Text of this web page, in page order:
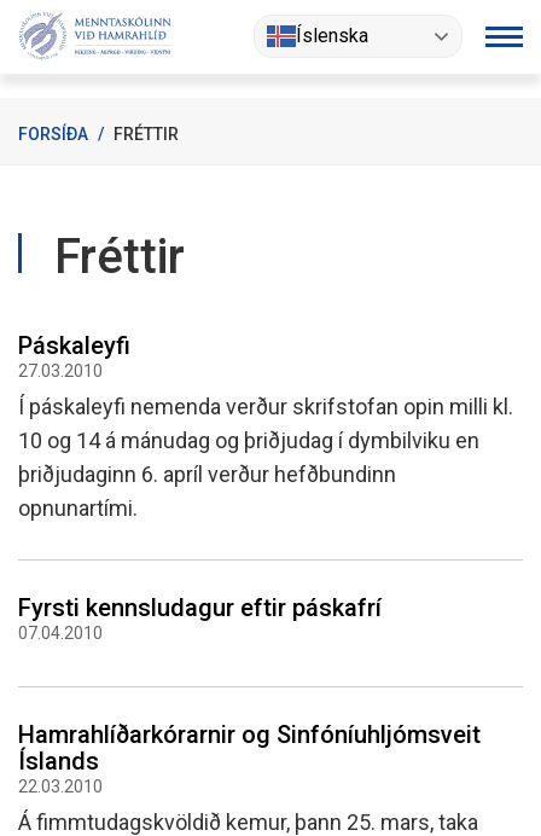
Fara
Íslenska
FORSÍÐA / FRÉTTIR
Fréttir
Páskaleyfi
27.03.2010
Í páskaleyfi nemenda verður skrifstofan opin milli kl.
10 og 14 á mánudag og þriðjudag í dymbilviku en
þriðjudaginn 6. apríl verður hefðbundinn
opnunartími.
Fyrsti kennsludagur eftir páskafrí
07.04.2010
Hamrahlíðarkórarnir og Sinfóníuhljómsveit
Íslands
22.03.2010
Á fimmtudagskvöldið kemur, þann 25. mars, taka